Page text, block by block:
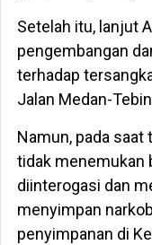
Setelah itu, lanjut
pengembangan
terhadap
Jalan Medan-
Namun, pada saat
tidak menemukan
diinterogasi dan
menyimpan
penyimpanan di